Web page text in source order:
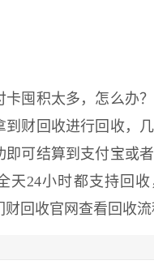
囤积太多，怎么办？
到财回收进行回收，
可结算到支付宝或者
天24小时都支持回
回收官网查看回收流